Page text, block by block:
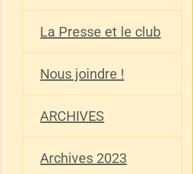
La Presse et le club
Nous joindre !
ARCHIVES
Archives 2023